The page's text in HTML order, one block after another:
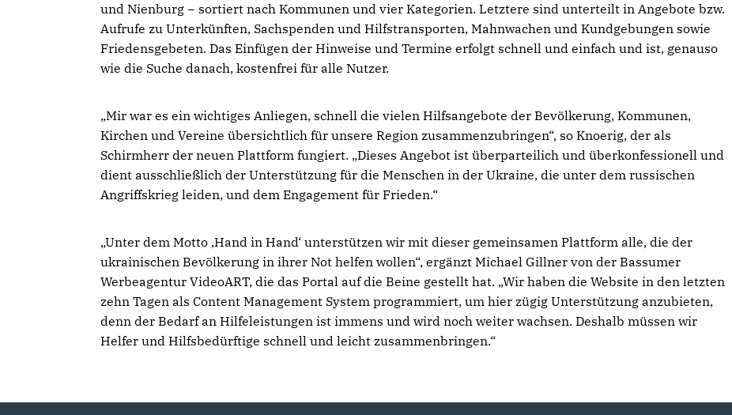
und Nienburg − sortiert nach Kommunen und vier Kategorien. Letztere sind unterteilt in Angebote bzw.
Aufrufe zu Unterkünften, Sachspenden und Hilfstransporten, Mahnwachen und Kundgebungen sowie
Friedensgebeten. Das Einfügen der Hinweise und Termine erfolgt schnell und einfach und ist, genauso
wie die Suche danach, kostenfrei für alle Nutzer.
Mir war es ein wichtiges Anliegen, schnell die vielen Hilfsangebote der Bevölkerung, Kommunen,
Kirchen und Vereine übersichtlich für unsere Region zusammenzubringen“, so Knoerig, der als
Schirmherr der neuen Plattform fungiert. „Dieses Angebot ist überparteilich und überkonfessionell und
dient ausschließlich der Unterstützung für die Menschen in der Ukraine, die unter dem russischen
Angriffskrieg leiden, und dem Engagement für Frieden.“
Unter dem Motto ‚Hand in Hand‘ unterstützen wir mit dieser gemeinsamen Plattform alle, die der
ukrainischen Bevölkerung in ihrer Not helfen wollen“, ergänzt Michael Gillner von der Bassumer
Werbeagentur VideoART, die das Portal auf die Beine gestellt hat. „Wir haben die Website in den letzten
zehn Tagen als Content Management System programmiert, um hier zügig Unterstützung anzubieten,
denn der Bedarf an Hilfeleistungen ist immens und wird noch weiter wachsen. Deshalb müssen wir
Helfer und Hilfsbedürftige schnell und leicht zusammenbringen.“